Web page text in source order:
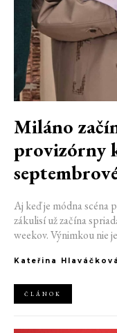
Miláno
provizórny
Aj keď je módna scéna
zákulisí už začína
weekov. Výnimkou nie
od 22. do 28.
značky Moschino.
Kateřina Hlaváčková
ČLÁNOK